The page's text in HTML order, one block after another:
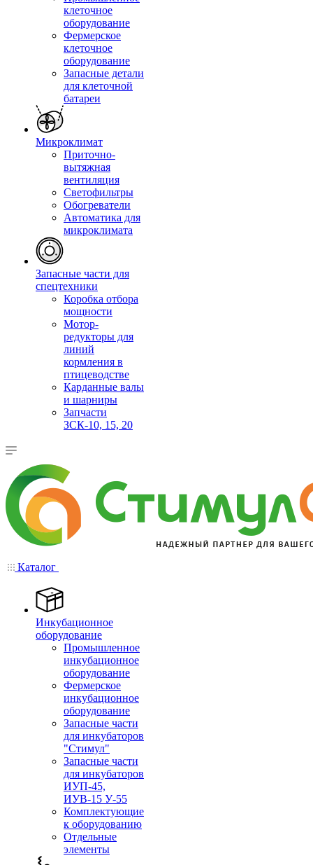
клеточное
оборудование
Фермерское
клеточное
оборудование
Запасные детали
для клеточной
батареи
Микроклимат
Приточно-
вытяжная
вентиляция
Светофильтры
Обогреватели
Автоматика для
микроклимата
Запасные части для
спецтехники
Коробка отбора
мощности
Мотор-
редукторы для
линий
кормления в
птицеводстве
Карданные валы
и шарниры
Запчасти
ЗСК-10, 15, 20
Каталог
Инкубационное
оборудование
Промышленное
инкубационное
оборудование
Фермерское
инкубационное
оборудование
Запасные части
для инкубаторов
"Стимул"
Запасные части
для инкубаторов
ИУП-45,
ИУВ-15 У-55
Комплектующие
к оборудованию
Отдельные
элементы